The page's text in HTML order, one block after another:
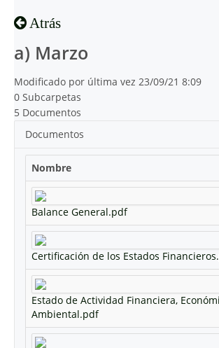
Atrás
a) Marzo
Modificado por última vez 23/09/21 8:09
0 Subcarpetas
5 Documentos
Documentos
Nombre
Balance General.pdf
Certificación de los Estados
Estado de Actividad Financiera,
Ambiental.pdf